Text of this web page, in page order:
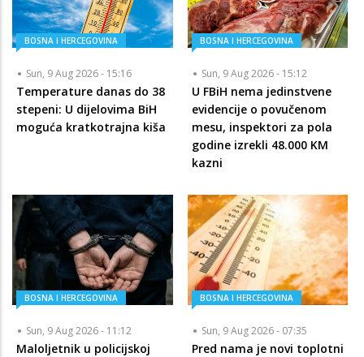
BOSNA I HERCEGOVINA
Sun, 9 Aug 2026 - 15:16
Temperature danas do 38
stepeni: U dijelovima BiH
moguća kratkotrajna kiša
BOSNA I HERCEGOVINA
Sun, 9 Aug 2026 - 15:12
U FBiH nema jedinstvene
evidencije o povučenom
mesu, inspektori za pola
godine izrekli 48.000 KM
kazni
BOSNA I HERCEGOVINA
Sun, 9 Aug 2026 - 11:12
Maloljetnik u policijskoj
BOSNA I HERCEGOVINA
Sun, 9 Aug 2026 - 07:35
Pred nama je novi toplotni